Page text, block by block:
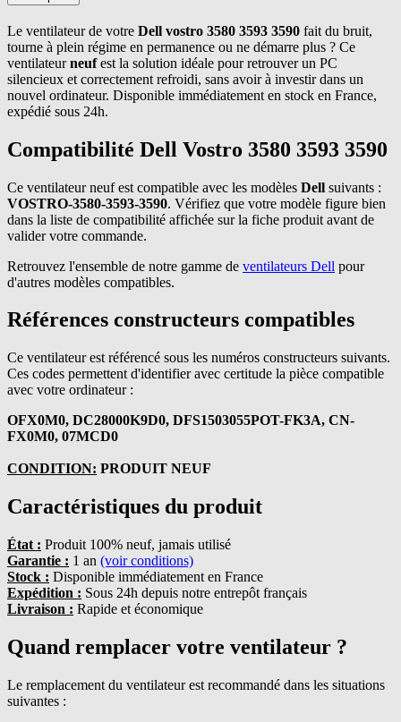
Le ventilateur de votre Dell vostro 3580 3593 3590 fait du bruit,
tourne à plein régime en permanence ou ne démarre plus ? Ce
ventilateurneufest la solution idéale pour retrouver un PC
silencieux et correctement refroidi, sans avoir à investir dans un
nouvel ordinateur. Disponible immédiatement en stock en France,
expédié sous 24h.
Compatibilité Dell Vostro 3580 3593 3590
Ce ventilateur neuf est compatible avec les modèles Dell suivants :
VOSTRO-3580-3593-3590. Vérifiez que votre modèle figure bien
dans la liste de compatibilité affichée sur la fiche produit avant de
valider votre commande.
Retrouvez l'ensemble de notre gamme de ventilateurs Dell pour
d'autres modèles compatibles.
Références constructeurs compatibles
Ce ventilateur est référencé sous les numéros constructeurs suivants.
Ces codes permettent d'identifier avec certitude la pièce compatible
avec votre ordinateur :
OFX0M0, DC28000K9D0, DFS1503055POT-FK3A, CN-
FX0M0, 07MCD0
CONDITION: PRODUIT NEUF
Caractéristiques du produit
État : Produit 100% neuf, jamais utilisé
Garantie : 1 an (voir conditions)
Stock : Disponible immédiatement en France
Expédition : Sous 24h depuis notre entrepôt français
Livraison : Rapide et économique
Quand remplacer votre ventilateur ?
Le remplacement du ventilateur est recommandé dans les situations
suivantes :